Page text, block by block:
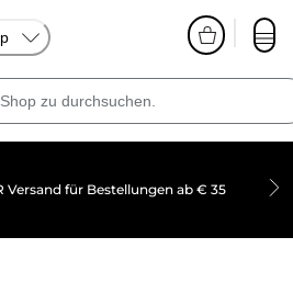
Versand für Bestellungen ab € 35